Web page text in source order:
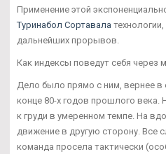
Применение этой
Туринабол Сортавала
дальнейших прорывов.
Как индексы поведут себя через
Дело было прямо с ним, вернее в
конце 80-х годов прошлого века.
к груди в умеренном темпе. На
движение в другую сторону. Все
команда просела тактически